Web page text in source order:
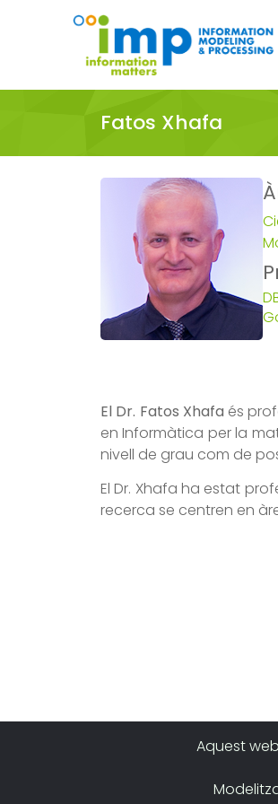
Fatos Xhafa
El Dr. Fatos Xhafa és
en Informàtica per la
nivell de grau com de
El Dr. Xhafa ha estat
recerca se centren en
Aquest